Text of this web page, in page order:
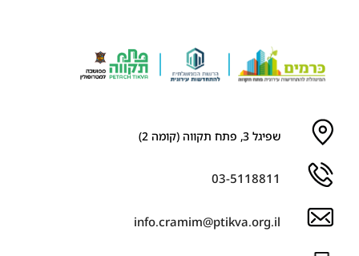
שפיגל 3, פתח תקווה (קומה 2)
03-5118811
info.cramim@ptikva.org.il